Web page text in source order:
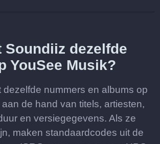
Soundiiz dezelfde
YouSee Musik?
dezelfde nummers en albums op
de hand van titels, artiesten,
en versiegegevens. Als ze
maken standaardcodes uit de